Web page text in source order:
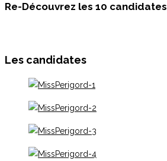
Re-Découvrez les 10 candidates
Les candidates